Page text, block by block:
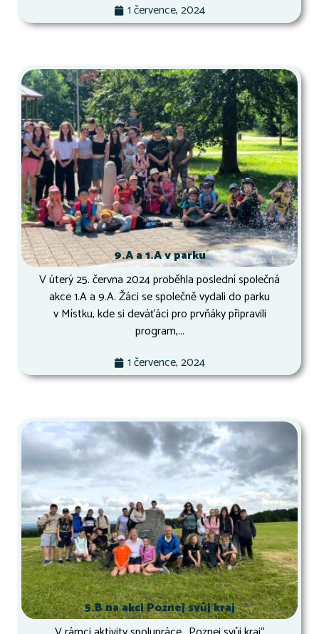
1 července, 2024
9.A a 1.A v parku
V úterý 25. června 2024 proběhla poslední společná
akce 1.A a 9.A. Žáci se společně vydali do parku
v Místku, kde si deváťáci pro prvňáky připravili
program,...
1 července, 2024
5.B na akci Poznej svůj kraj